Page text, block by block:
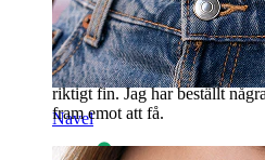
Navel
Jag har köpt detta smycke,
läpp. Men den jag beställde
den kan användas på andra
piercingar. Så den passade
riktigt fin. Jag har beställt
fram emot att få.
Andre Verifierat köp